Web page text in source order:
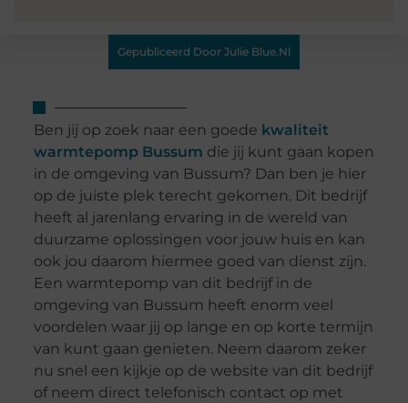
Gepubliceerd Door Julie Blue.nl
Ben jij op zoek naar een goede kwaliteit
warmtepomp Bussum die jij kunt gaan kopen
in de omgeving van Bussum? Dan ben je hier
op de juiste plek terecht gekomen. Dit bedrijf
heeft al jarenlang ervaring in de wereld van
duurzame oplossingen voor jouw huis en kan
ook jou daarom hiermee goed van dienst zijn.
Een warmtepomp van dit bedrijf in de
omgeving van Bussum heeft enorm veel
voordelen waar jij op lange en op korte termijn
van kunt gaan genieten. Neem daarom zeker
nu snel een kijkje op de website van dit bedrijf
of neem direct telefonisch contact op met